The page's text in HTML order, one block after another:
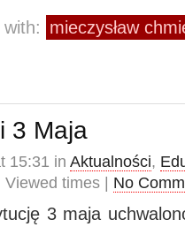
with: mieczysław
3 Maja
15:31 in Aktualności,
| Viewed times | No
3 maja